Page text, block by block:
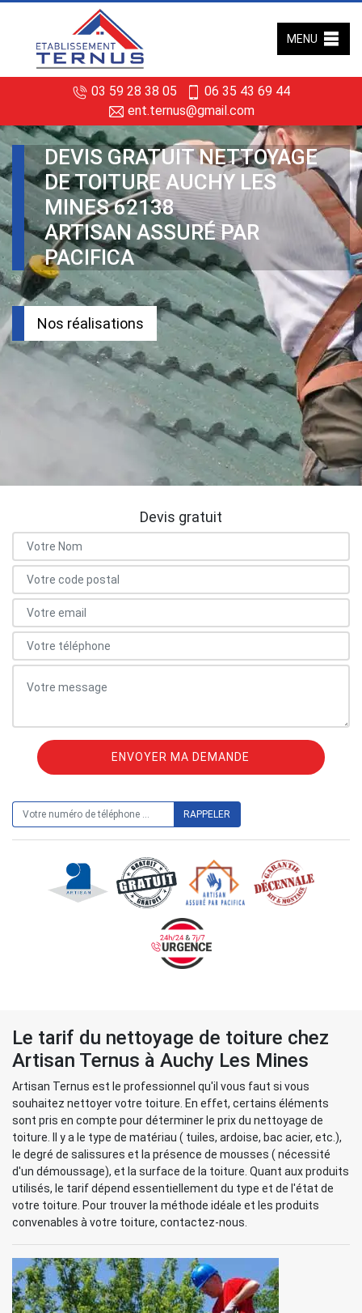
03 59 28 38 05
06 35 43 69 44
ent.ternus@gmail.com
MENU
DEVIS GRATUIT NETTOYAGE
DE TOITURE AUCHY LES
MINES 62138
ARTISAN ASSURÉ PAR
PACIFICA
Nos réalisations
Devis gratuit
Le tarif du nettoyage de toiture chez
Artisan Ternus à Auchy Les Mines
Artisan Ternus est le professionnel qu'il vous faut si vous
souhaitez nettoyer votre toiture. En effet, certains éléments
sont pris en compte pour déterminer le prix du nettoyage de
toiture. Il y a le type de matériau ( tuiles, ardoise, bac acier, etc.),
le degré de salissures et la présence de mousses ( nécessité
d'un démoussage), et la surface de la toiture. Quant aux produits
utilisés, le tarif dépend essentiellement du type et de l'état de
votre toiture. Pour trouver la méthode idéale et les produits
convenables à votre toiture, contactez-nous.